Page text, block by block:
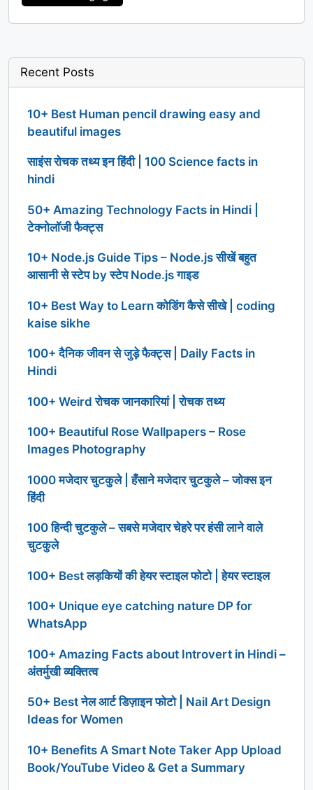
Recent Posts
10+ Best Human pencil drawing easy and
beautiful images
साइंस रोचक तथ्य इन हिंदी | 100 Science facts in
hindi
50+ Amazing Technology Facts in Hindi |
टेक्नोलॉजी फैक्ट्स
10+ Node.js Guide Tips – Node.js सीखें बहुत
आसानी से स्टेप by स्टेप Node.js गाइड
10+ Best Way to Learn कोडिंग कैसे सीखे | coding
kaise sikhe
100+ दैनिक जीवन से जुड़े फैक्ट्स | Daily Facts in
Hindi
100+ Weird रोचक जानकारियां | रोचक तथ्य
100+ Beautiful Rose Wallpapers – Rose
Images Photography
1000 मजेदार चुटकुले | हँसाने मजेदार चुटकुले – जोक्स इन
हिंदी
100 हिन्दी चुटकुले – सबसे मजेदार चेहरे पर हंसी लाने वाले
चुटकुले
100+ Best लड़कियों की हेयर स्टाइल फोटो | हेयर स्टाइल
100+ Unique eye catching nature DP for
WhatsApp
100+ Amazing Facts about Introvert in Hindi –
अंतर्मुखी व्यक्तित्व
50+ Best नेल आर्ट डिज़ाइन फोटो | Nail Art Design
Ideas for Women
10+ Benefits A Smart Note Taker App Upload
Book/YouTube Video & Get a Summary